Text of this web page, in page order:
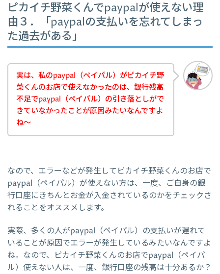
ピカイチ野菜くんでpaypalが使えない理
由３．「paypalの支払いを忘れてしまっ
た過去がある」
実は、私のpaypal（ペイパル）がピカイチ野
菜くんのお店で使えなかったのは、銀行残高
不足でpaypal（ペイパル）の引き落としがで
きていなかったことが原因みたいなんですよ
ね～
なので、エラーなどが発生してピカイチ野菜くんのお店で
paypal（ペイパル）が使えない方は、一度、ご自身の銀
行口座にきちんとお金が入金されているのかをチェックさ
れることをオススメします。
実際、多くの人がpaypal（ペイパル）の支払いが遅れて
いることが原因でエラーが発生しているみたいなんですよ
ね。なので、ピカイチ野菜くんのお店でpaypal（ペイパ
ル）使えない人は、一度、銀行口座の残高は十分あるか？